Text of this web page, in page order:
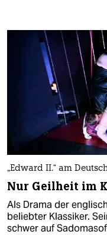
„Edward II.“ am
Nur Geilheit im
Als Drama der
beliebter Klassiker.
schwer auf